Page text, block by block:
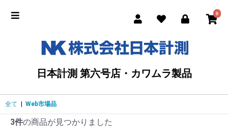
0
日本計測 第六号店・カワムラ製品
全て Web市場品
3件の商品が見つかりました